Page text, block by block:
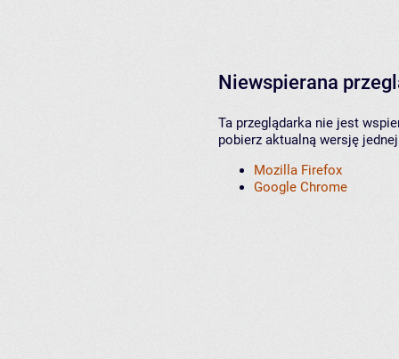
Niewspierana
Ta przeglądarka nie jest
pobierz aktualną wersję
Mozilla Firefox
Google Chrome